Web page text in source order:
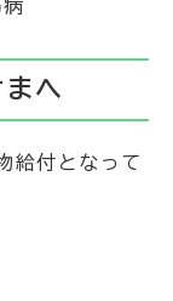
へ
給付となって